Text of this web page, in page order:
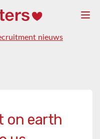
nieuws
on earth